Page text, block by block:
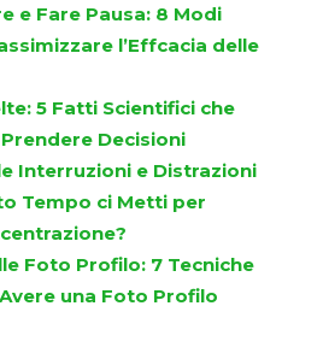
e Fare Pausa: 8 Modi
l’Effcacia delle
5 Fatti Scientifici che
Decisioni
Interruzioni e Distrazioni
Tempo ci Metti per
Foto Profilo: 7 Tecniche
una Foto Profilo